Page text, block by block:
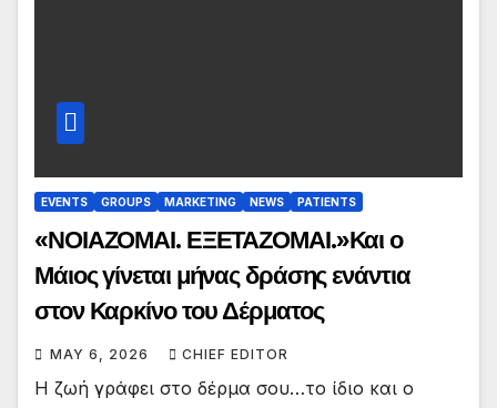
EVENTS GROUPS MARKETING NEWS PATIENTS
«ΝΟΙΑΖΟΜΑΙ. ΕΞΕΤΑΖΟΜΑΙ.»Και ο
Μάιος γίνεται μήνας δράσης ενάντια
στον Καρκίνο του Δέρματος
MAY 6, 2026 CHIEF EDITOR
Η ζωή γράφει στο δέρμα σου…το ίδιο και ο